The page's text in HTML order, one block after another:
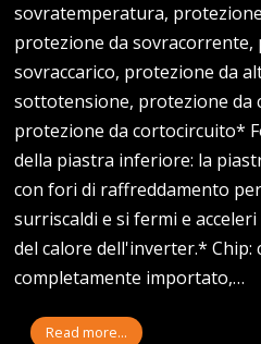
sovratemperatura,
protezione da sovracorrente,
sovraccarico, protezione da
sottotensione, protezione da
protezione da cortocircuito*
della piastra inferiore: la
con fori di raffreddamento
surriscaldi e si fermi e
del calore dell'inverter.* Chip:
completamente importato,…
Read more...